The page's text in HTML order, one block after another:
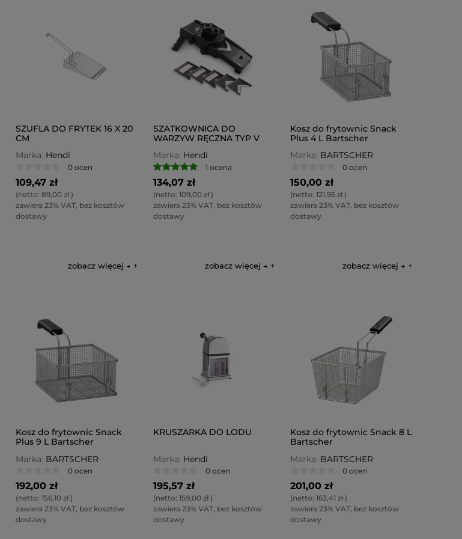
SZUFLA DO FRYTEK 16 X 20
CM
Marka: Hendi
0 ocen
109,47 zł
(netto: 89,00 zł)
zawiera 23% VAT, bez kosztów
dostawy
zobacz więcej →
SZATKOWNICA DO
WARZYW RĘCZNA TYP V
Marka: Hendi
1 ocena
134,07 zł
(netto: 109,00 zł)
zawiera 23% VAT, bez kosztów
dostawy
zobacz więcej →
Kosz do frytownic Snack
Plus 4 L Bartscher
Marka: BARTSCHER
0 ocen
150,00 zł
(netto:121,95 zł)
zawiera 23% VAT, bez kosztów
dostawy
zobacz więcej →
Kosz do frytownic Snack
Plus 9 L Bartscher
Marka: BARTSCHER
0 ocen
192,00 zł
(netto: 156,10 zł)
zawiera 23% VAT, bez kosztów
dostawy
KRUSZARKA DO LODU
Marka: Hendi
0 ocen
195,57 zł
(netto: 159,00 zł)
zawiera 23% VAT, bez kosztów
dostawy
Kosz do frytownic Snack 8 L
Bartscher
Marka: BARTSCHER
0 ocen
201,00 zł
(netto:163,41 zł)
zawiera 23% VAT, bez kosztów
dostawy